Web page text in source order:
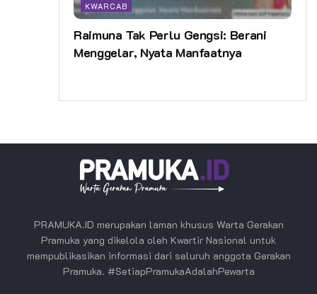
KWARCAB
Raimuna Tak Perlu Gengsi: Berani
Menggelar, Nyata Manfaatnya
PRAMUKA.ID merupakan laman khusus Warta Gerakan
Pramuka yang dikelola oleh Kwartir Nasional untuk
mempublikasikan informasi dari seluruh anggota Gerakan
Pramuka. #SetiapPramukaAdalahPewarta